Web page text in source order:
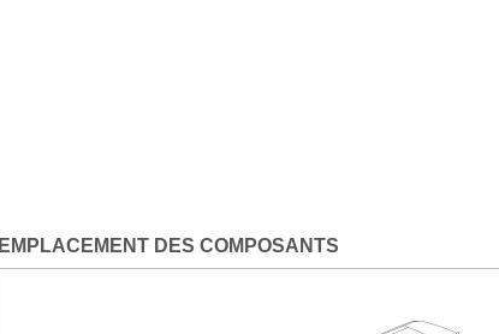
EMPLACEMENT DES COMPOSANTS